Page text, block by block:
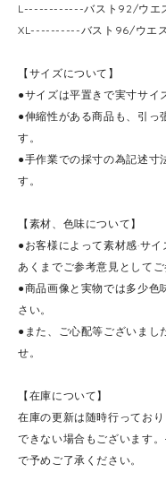
L------------バスト92/ウエ
XL----------バスト96/ウエ
【サイズについて】
●サイズは平置きで実寸サイ
●伸縮性がある商品も、引っ
す。
●手作業での採寸の為記述寸
す。
【素材、色味について】
●お客様によって素材感·サ
あくまでご参考意見としてご
●商品画像と実物では多少色
さい。
●また、ご心配等ございまし
せ。
【在庫について】
在庫の更新は随時行ってお
できない場合もございます
で予めご了承ください。